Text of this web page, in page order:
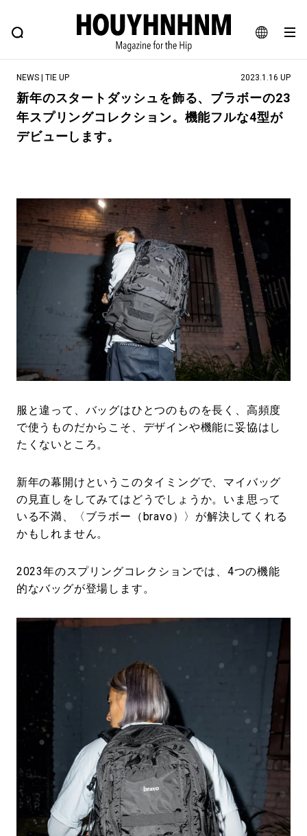
JA
EN
FEATURE BLOG SNAP
ヒップなファッション、カルチャー、ライフスタイルWEBマガジン
#注目のタグ
#NEW VINTAGE #マイナーグッド図鑑
#路地裏てぃーん。 #MONTHLY JOURNAL
#GH 銘品の所以 #フイナムのYouTube
#Commune H #FOCUS IT #AH.H
#FASHION #MUSIC #MOVIE
#LIFESTYLE #SNEAKER #OUTDOOR
#SPORTS #HANDSOME HANDBOOK
NEWS | TIE UP 2023.1.16 UP
新年のスタートダッシュを飾る、ブラボーの23
年スプリングコレクション。機能フルな4型が
デビューします。
服と違って、バッグはひとつのものを長く、高頻度
で使うものだからこそ、デザインや機能に妥協はし
たくないところ。
新年の幕開けというこのタイミングで、マイバッグ
の見直しをしてみてはどうでしょうか。いま思って
いる不満、〈ブラボー（bravo）〉が解決してくれる
かもしれません。
2023年のスプリングコレクションでは、4つの機能
的なバッグが登場します。